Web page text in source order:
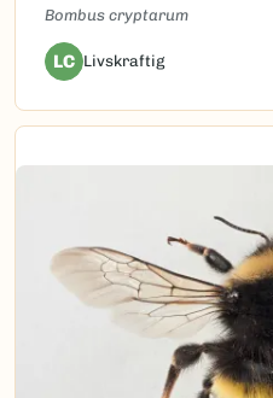
Bombus cryptarum
LC Livskraftig